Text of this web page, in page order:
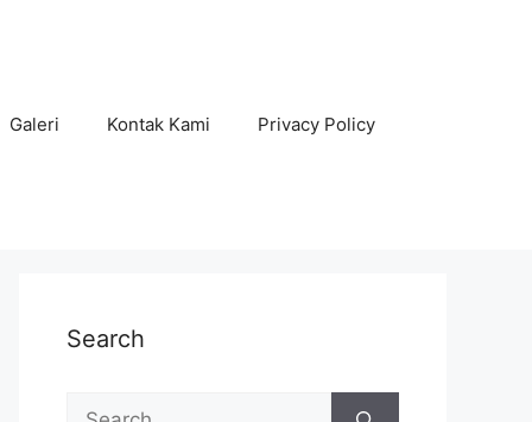
Galeri Kontak Kami Privacy Policy
Search
Search